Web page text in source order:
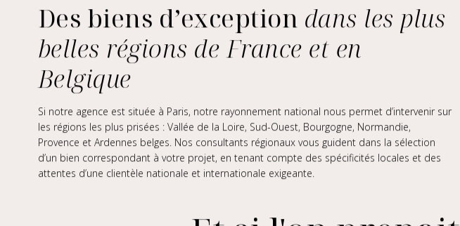
Des biens d’exception dans les plus
belles régions de France et en
Belgique
Si notre agence est située à Paris, notre rayonnement national nous permet d’intervenir sur
les régions les plus prisées : Vallée de la Loire, Sud-Ouest, Bourgogne, Normandie,
Provence et Ardennes belges. Nos consultants régionaux vous guident dans la sélection
d’un bien correspondant à votre projet, en tenant compte des spécificités locales et des
attentes d’une clientèle nationale et internationale exigeante.